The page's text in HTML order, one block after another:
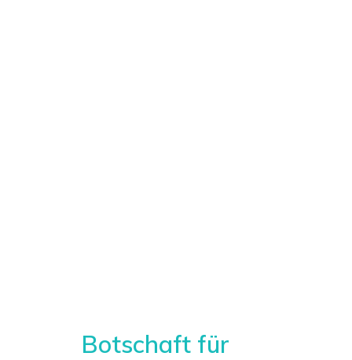
Botschaft für